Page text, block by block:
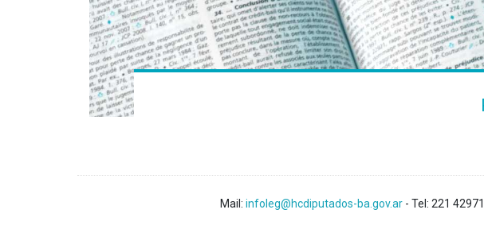
Mail: infoleg@hcdiputados-ba.gov.ar - Tel: 221